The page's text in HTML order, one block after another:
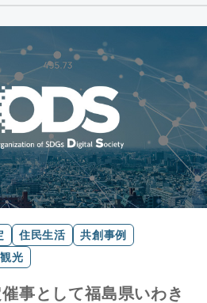
住民生活
共創事例
観光
事として福島県いわき